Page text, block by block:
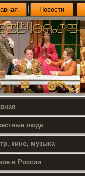
Новости
люди
кино, музыка
в России